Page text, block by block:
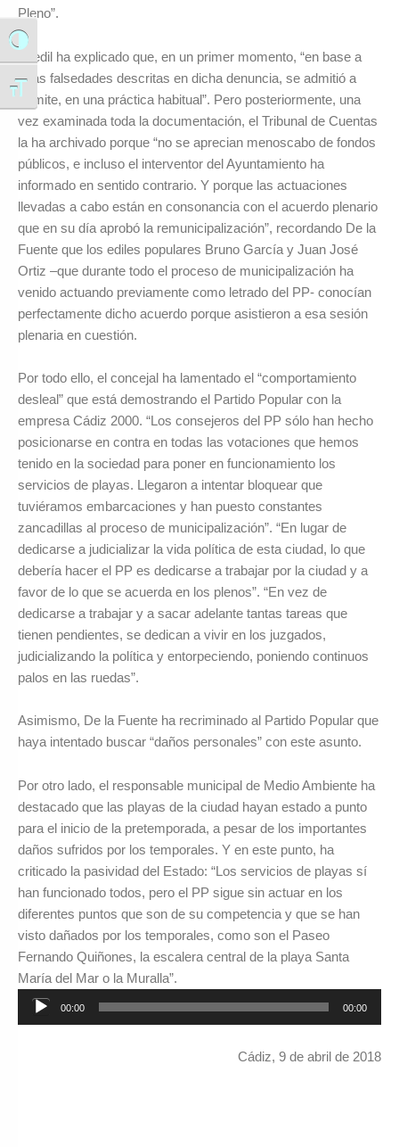
Alternar alto contraste
Alternar tamaño de letra
Pleno”.
El edil ha explicado que, en un primer momento, “en base a
esas falsedades descritas en dicha denuncia, se admitió a
trámite, en una práctica habitual”. Pero posteriormente, una
vez examinada toda la documentación, el Tribunal de Cuentas
la ha archivado porque “no se aprecian menoscabo de fondos
públicos, e incluso el interventor del Ayuntamiento ha
informado en sentido contrario. Y porque las actuaciones
llevadas a cabo están en consonancia con el acuerdo plenario
que en su día aprobó la remunicipalización”, recordando De la
Fuente que los ediles populares Bruno García y Juan José
Ortiz –que durante todo el proceso de municipalización ha
venido actuando previamente como letrado del PP- conocían
perfectamente dicho acuerdo porque asistieron a esa sesión
plenaria en cuestión.
Por todo ello, el concejal ha lamentado el “comportamiento
desleal” que está demostrando el Partido Popular con la
empresa Cádiz 2000. “Los consejeros del PP sólo han hecho
posicionarse en contra en todas las votaciones que hemos
tenido en la sociedad para poner en funcionamiento los
servicios de playas. Llegaron a intentar bloquear que
tuviéramos embarcaciones y han puesto constantes
zancadillas al proceso de municipalización”. “En lugar de
dedicarse a judicializar la vida política de esta ciudad, lo que
debería hacer el PP es dedicarse a trabajar por la ciudad y a
favor de lo que se acuerda en los plenos”. “En vez de
dedicarse a trabajar y a sacar adelante tantas tareas que
tienen pendientes, se dedican a vivir en los juzgados,
judicializando la política y entorpeciendo, poniendo continuos
palos en las ruedas”.
Asimismo, De la Fuente ha recriminado al Partido Popular que
haya intentado buscar “daños personales” con este asunto.
Por otro lado, el responsable municipal de Medio Ambiente ha
destacado que las playas de la ciudad hayan estado a punto
para el inicio de la pretemporada, a pesar de los importantes
daños sufridos por los temporales. Y en este punto, ha
criticado la pasividad del Estado: “Los servicios de playas sí
han funcionado todos, pero el PP sigue sin actuar en los
diferentes puntos que son de su competencia y que se han
visto dañados por los temporales, como son el Paseo
Fernando Quiñones, la escalera central de la playa Santa
María del Mar o la Muralla”.
Reproductor
00:00 00:00
Cádiz, 9 de abril de 2018